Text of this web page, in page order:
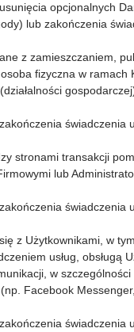
opcjonalnych
lub zakończenia
z zamieszczaniem,
fizyczna w ramach
świadczenia
stronami transakcji
lub
świadczenia
z Użytkownikami, w
usług, obsługą
w
Facebook
świadczenia